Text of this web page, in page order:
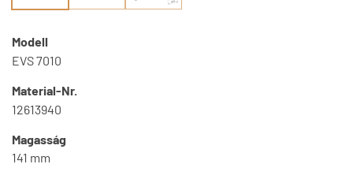
Modell
EVS 7010
Material-Nr.
12613940
Magasság
141 mm